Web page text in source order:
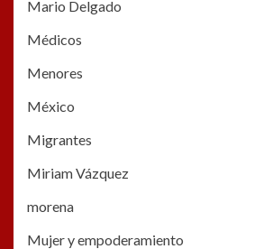
Mario Delgado
Médicos
Menores
México
Migrantes
Miriam Vázquez
morena
Mujer y empoderamiento